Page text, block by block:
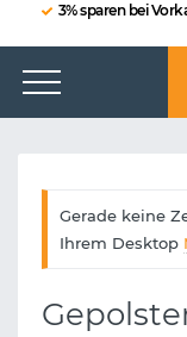
3% sparen bei
Gerade keine
Ihrem Desktop